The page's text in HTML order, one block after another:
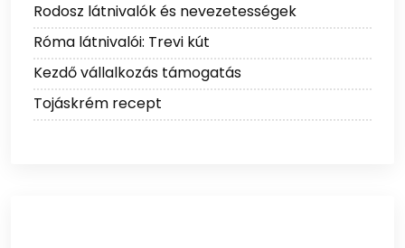
Rodosz látnivalók és nevezetességek
Róma látnivalói: Trevi kút
Kezdő vállalkozás támogatás
Tojáskrém recept